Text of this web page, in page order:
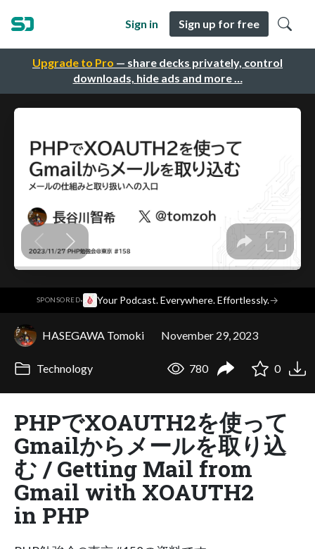
Upgrade to Pro — share decks privately, control
downloads, hide ads and more …
Sign in Sign up for free
SPONSORED· Your Podcast. Everywhere. Effortlessly.→
HASEGAWA Tomoki November 29, 2023
Technology 780 0
PHPでXOAUTH2を使って
Gmailからメールを取り込
む / Getting Mail from
Gmail with XOAUTH2
in PHP